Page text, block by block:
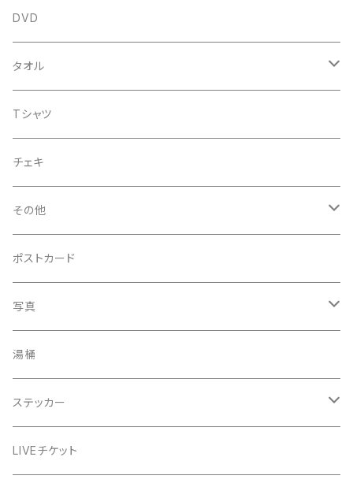
アルバム
企画CD
シングル
DVD
タオル
菅沼温泉タオル
菅沼エアーかおる
菅沼温泉ハンカチタオル
手ぬぐい
Tシャツ
チェキ
その他
コースター
うちわ
きんちゃく
マッチ
くつ下
ポストカード
写真
24節気少年
芒種風景
夏至風景
生写真
プロマイド（マルベル堂）
湯桶
ステッカー
24節気少年
LIVEチケット